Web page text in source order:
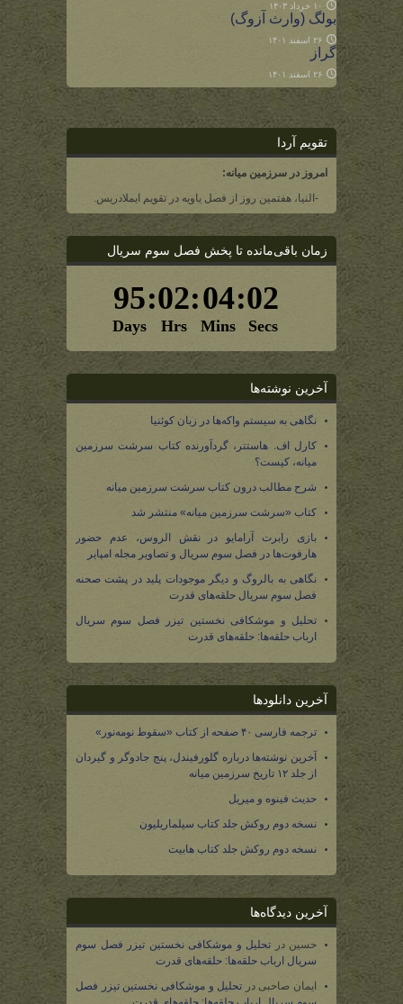
۱۰ خرداد ۱۴۰۳
بولگ (وارث آزوگ)
۲۶ اسفند ۱۴۰۱
گراز
۲۶ اسفند ۱۴۰۱
تقویم آردا
امروز در سرزمین میانه:
-النیا، هفتمین روز از فصل یاویه در تقویم ایملادریس.
زمان باقی‌مانده تا پخش فصل سوم سریال
آخرین نوشته‌ها
نگاهی به سیستم واکه‌ها در زبان کوئنیا
کارل اف. هاستتر، گردآورنده کتاب سرشت سرزمین
میانه، کیست؟
شرح مطالب درون کتاب سرشت سرزمین میانه
کتاب «سرشت سرزمین میانه» منتشر شد
بازی رابرت آرامایو در نقش الروس، عدم حضور
هارفوت‌ها در فصل سوم سریال و تصاویر مجله امپایر
نگاهی به بالروگ و دیگر موجودات پلید در پشت صحنه
فصل سوم سریال حلقه‌های قدرت
تحلیل و موشکافی نخستین تیزر فصل سوم سریال
ارباب حلقه‌ها: حلقه‌های قدرت
آخرین دانلودها
ترجمه فارسی ۴۰ صفحه از کتاب «سقوط نومه‌نور»
آخرین نوشته‌ها درباره گلورفیندل، پنج جادوگر و گیردان
از جلد ۱۲ تاریخ سرزمین میانه
حدیث فینوه و میریل
نسخه دوم روکش جلد کتاب سیلماریلیون
نسخه دوم روکش جلد کتاب هابیت
آخرین دیدگاه‌ها
حسین در تحلیل و موشکافی نخستین تیزر فصل سوم
سریال ارباب حلقه‌ها: حلقه‌های قدرت
ایمان صاحبی در تحلیل و موشکافی نخستین تیزر فصل